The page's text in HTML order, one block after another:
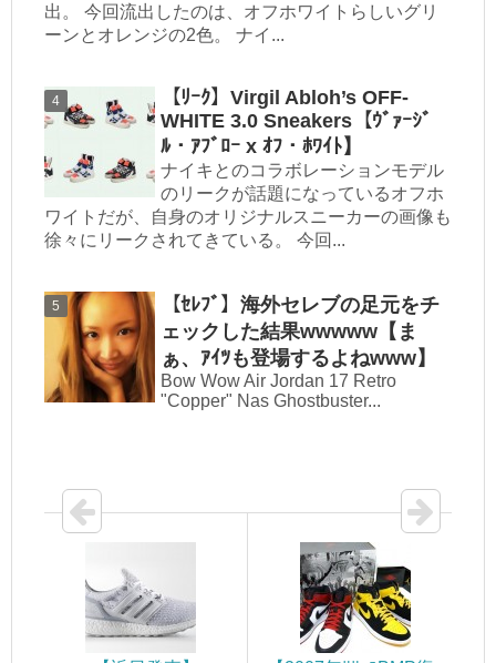
出。 今回流出したのは、オフホワイトらしいグリ
ーンとオレンジの2色。 ナイ...
【ﾘｰｸ】Virgil Abloh’s OFF-
WHITE 3.0 Sneakers【ｳﾞｧｰｼﾞ
ﾙ・ｱﾌﾞﾛｰ x ｵﾌ・ﾎﾜｲﾄ】
ナイキとのコラボレーションモデル
のリークが話題になっているオフホ
ワイトだが、自身のオリジナルスニーカーの画像も
徐々にリークされてきている。 今回...
【ｾﾚﾌﾞ】海外セレブの足元をチ
ェックした結果wwwww【ま
ぁ、ｱｲﾂも登場するよねwww】
Bow Wow Air Jordan 17 Retro
"Copper" Nas Ghostbuster...